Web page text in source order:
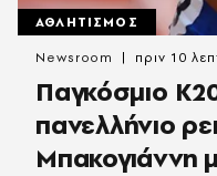
ΑΘΛΗΤΙΣΜΟΣ
Παγκόσμιο
πανελλήνιο
Μπακογιάννη
Newsroom πριν 10